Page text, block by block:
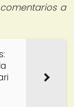
a